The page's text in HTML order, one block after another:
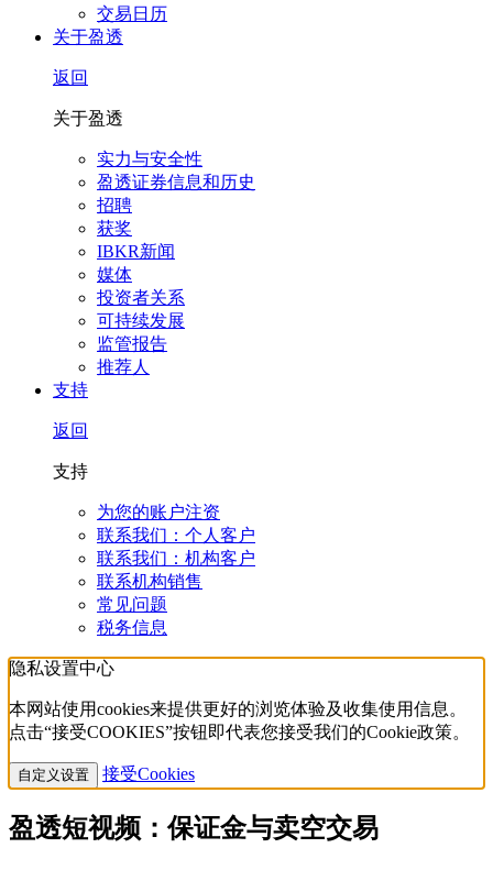
交易日历
关于盈透
返回
关于盈透
实力与安全性
盈透证券信息和历史
招聘
获奖
IBKR新闻
媒体
投资者关系
可持续发展
监管报告
推荐人
支持
返回
支持
为您的账户注资
联系我们：个人客户
联系我们：机构客户
联系机构销售
常见问题
税务信息
隐私设置中心
本网站使用cookies来提供更好的浏览体验及收集使用信息。
点击“接受COOKIES”按钮即代表您接受我们的Cookie政策。
自定义设置 接受Cookies
盈透短视频：保证金与卖空交易